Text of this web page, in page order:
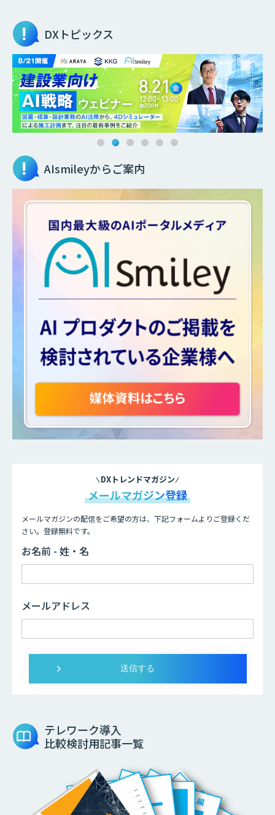
DXトピックス
AIsmileyからご案内
DXトレンドマガジン
メールマガジン登録
メールマガジンの配信をご希望の方は、下記フォームよりご登録くだ
さい。登録無料です。
お名前 - 姓・名
メールアドレス
テレワーク導入
比較検討用記事一覧